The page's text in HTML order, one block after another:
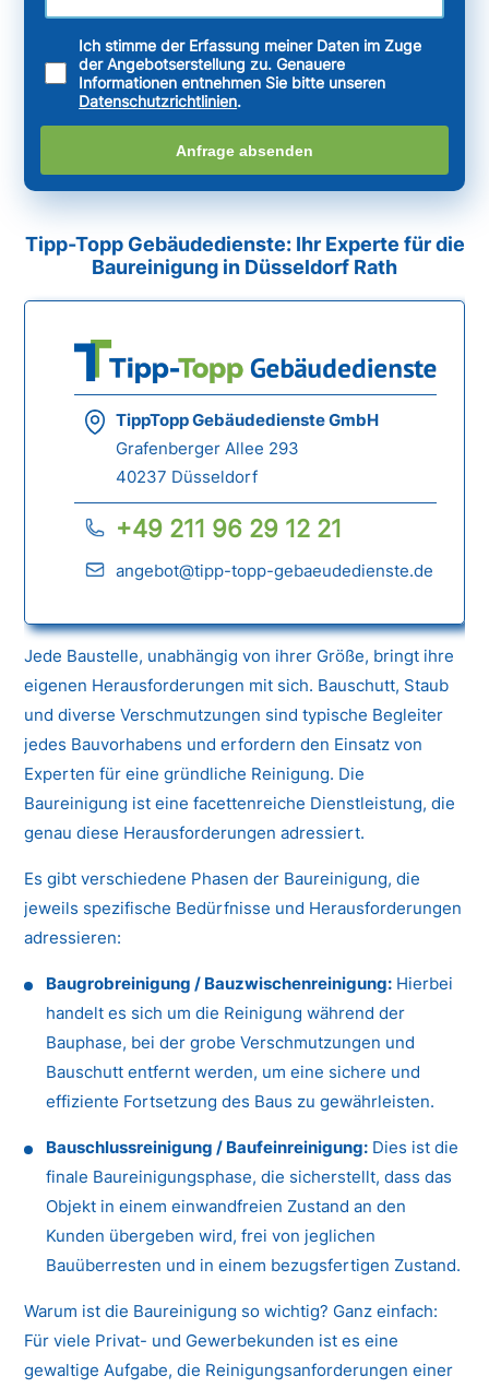
Ich stimme der Erfassung meiner Daten im Zuge
der Angebotserstellung zu. Genauere
Informationen entnehmen Sie bitte unseren
Datenschutzrichtlinien.
Anfrage absenden
Tipp-Topp Gebäudedienste: Ihr Experte für die
Baureinigung in Düsseldorf Rath
TippTopp Gebäudedienste GmbH
Grafenberger Allee 293
40237 Düsseldorf
+49 211 96 29 12 21
angebot@tipp-topp-gebaeudedienste.de
Jede Baustelle, unabhängig von ihrer Größe, bringt ihre
eigenen Herausforderungen mit sich. Bauschutt, Staub
und diverse Verschmutzungen sind typische Begleiter
jedes Bauvorhabens und erfordern den Einsatz von
Experten für eine gründliche Reinigung. Die
Baureinigung ist eine facettenreiche Dienstleistung, die
genau diese Herausforderungen adressiert.
Es gibt verschiedene Phasen der Baureinigung, die
jeweils spezifische Bedürfnisse und Herausforderungen
adressieren:
Baugrobreinigung / Bauzwischenreinigung: Hierbei
handelt es sich um die Reinigung während der
Bauphase, bei der grobe Verschmutzungen und
Bauschutt entfernt werden, um eine sichere und
effiziente Fortsetzung des Baus zu gewährleisten.
Bauschlussreinigung / Baufeinreinigung: Dies ist die
finale Baureinigungsphase, die sicherstellt, dass das
Objekt in einem einwandfreien Zustand an den
Kunden übergeben wird, frei von jeglichen
Bauüberresten und in einem bezugsfertigen Zustand.
Warum ist die Baureinigung so wichtig? Ganz einfach:
Für viele Privat- und Gewerbekunden ist es eine
gewaltige Aufgabe, die Reinigungsanforderungen einer